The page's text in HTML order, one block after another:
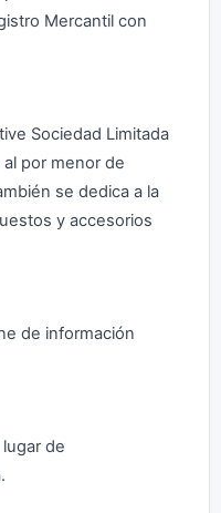
Mercantil con
Sociedad Limitada
por menor de
se dedica a la
y accesorios
de información
de